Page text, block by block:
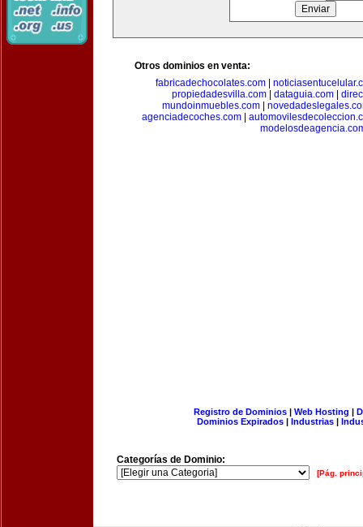
Otros dominios en venta:
fabricadechocolates.com|
propiedadesvilla.com| dataguia.com|
mundoinmuebles.com
agenciadecoches.com
Registro de Dominios| Web Hosting |
Dominios Expirados | Industrias |
Categorías de Dominio:
[Pág.